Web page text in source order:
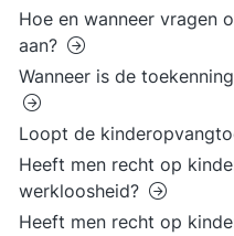
Hoe en wanneer vragen
aan?
Wanneer is de
Loopt de
Heeft men recht op
werkloosheid?
Heeft men recht op